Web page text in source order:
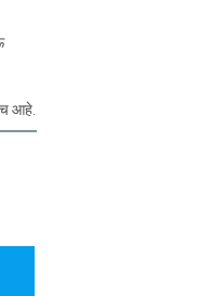
आहे.